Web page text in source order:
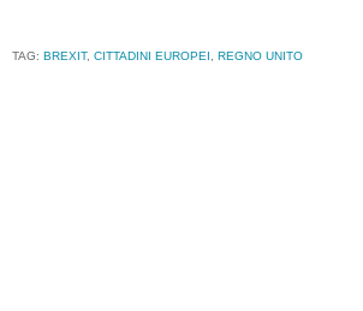
TAG: BREXIT, CITTADINI EUROPEI, REGNO UNITO